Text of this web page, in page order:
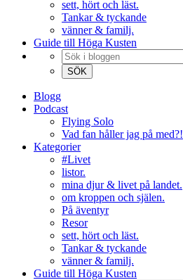
sett, hört och läst.
Tankar & tyckande
vänner & familj.
Guide till Höga Kusten
Blogg
Podcast
Flying Solo
Vad fan håller jag på med?!
Kategorier
#Livet
listor.
mina djur & livet på landet.
om kroppen och själen.
På äventyr
Resor
sett, hört och läst.
Tankar & tyckande
vänner & familj.
Guide till Höga Kusten